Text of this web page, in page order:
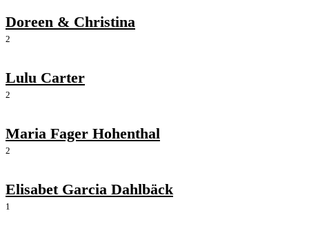
Doreen & Christina
2
Lulu Carter
2
Maria Fager Hohenthal
2
Elisabet Garcia Dahlbäck
1